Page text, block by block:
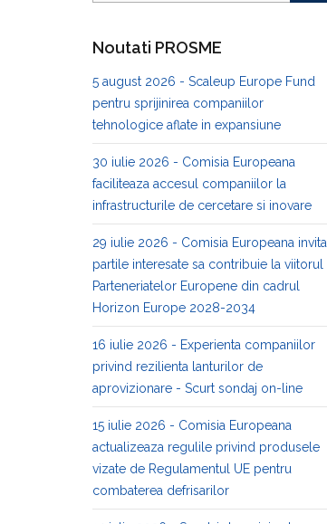
Noutati PROSME
5 august 2026 - Scaleup Europe Fund
pentru sprijinirea companiilor
tehnologice aflate in expansiune
30 iulie 2026 - Comisia Europeana
faciliteaza accesul companiilor la
infrastructurile de cercetare si inovare
29 iulie 2026 - Comisia Europeana invita
partile interesate sa contribuie la viitorul
Parteneriatelor Europene din cadrul
Horizon Europe 2028-2034
16 iulie 2026 - Experienta companiilor
privind rezilienta lanturilor de
aprovizionare - Scurt sondaj on-line
15 iulie 2026 - Comisia Europeana
actualizeaza regulile privind produsele
vizate de Regulamentul UE pentru
combaterea defrisarilor